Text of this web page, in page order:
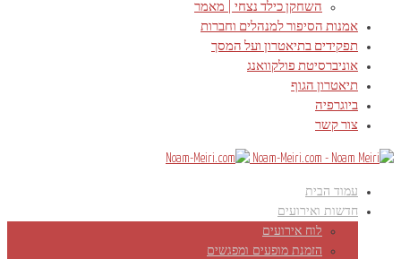
השחקן כילד נצחי | מאמר
אמנות הסיפור למנהלים וחברות
תפקידים בתיאטרון ועל המסך
אוניברסיטת פולקוואנג
תיאטרון הגוף
ביוגרפיה
צור קשר
עמוד הבית
חדשות ואירועים
לוח אירועים
הזמנת מופעים ומפגשים